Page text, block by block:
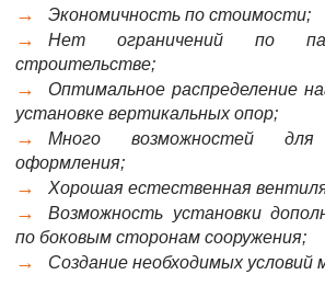
Экономичность по стоимости;
Нет ограничений по
строительстве;
Оптимальное распределение
установке вертикальных опор;
Много возможностей для
оформления;
Хорошая естественная
Возможность установки
по боковым сторонам сооружения;
Создание необходимых условий